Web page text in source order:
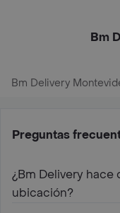
Bm
Bm Delivery
Preguntas
¿Bm Delivery
ubicación?